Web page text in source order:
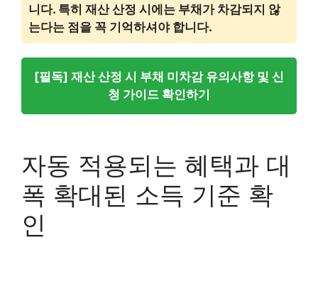
니다. 특히 재산 산정 시에는 부채가 차감되지 않
는다는 점을 꼭 기억하셔야 합니다.
[필독] 재산 산정 시 부채 미차감 유의사항 및 신
청 가이드 확인하기
자동 적용되는 혜택과 대
폭 확대된 소득 기준 확
인